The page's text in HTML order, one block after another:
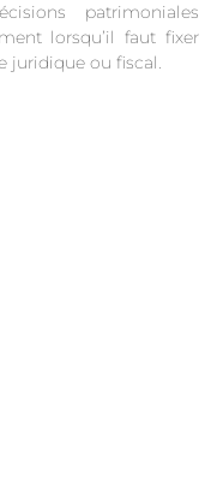
patrimoniales
lorsqu’il faut fixer
juridique ou fiscal.